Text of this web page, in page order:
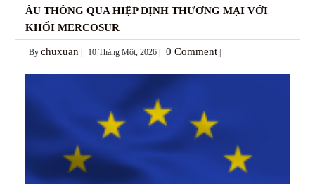
ÂU THÔNG QUA HIỆP ĐỊNH THƯƠNG MẠI VỚI
KHỐI MERCOSUR
By chuxuan 10 Tháng Một, 2026 | 0 Comment